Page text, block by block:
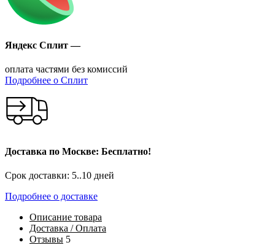
Яндекс Сплит —
оплата частями без комиссий
Подробнее о Сплит
Доставка по Москве: Бесплатно!
Срок доставки: 5..10 дней
Подробнее о доставке
Описание товара
Доставка / Оплата
Отзывы 5